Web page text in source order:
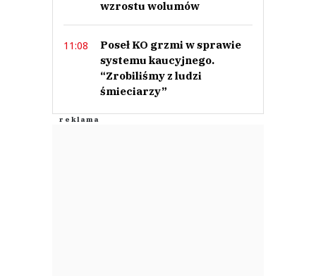
wzrostu wolumów
11:08
Poseł KO grzmi w sprawie
systemu kaucyjnego.
“Zrobiliśmy z ludzi
śmieciarzy”